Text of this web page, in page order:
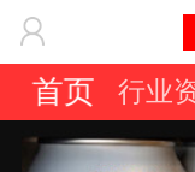
首页 行业